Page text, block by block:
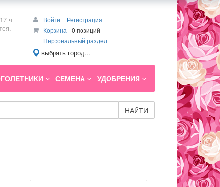
ч
Войти
Регистрация
Корзина
0 позиций
Персональный раздел
выбрать город...
СЕМЕНА УДОБРЕНИЯ
НАЙТИ